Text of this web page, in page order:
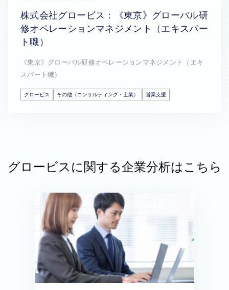
株式会社グロービス：《東京》グローバル研
修オペレーションマネジメント（エキスパー
ト職）
《東京》グローバル研修オペレーションマネジメント（エキ
スパート職）
グロービス その他（コンサルティング・士業） 営業支援
グロービスに関する企業分析はこちら